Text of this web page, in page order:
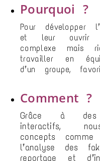
Pourquoi ?
Pour développer
et leur ouvrir
complexe mais
travailler en
d’un groupe,
Comment ?
Grâce à
interactifs,
concepts comme
l’analyse des
reportage et